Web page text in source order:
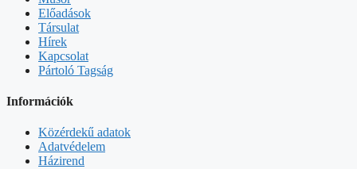
Előadások
Társulat
Hírek
Kapcsolat
Pártoló Tagság
Információk
Közérdekű adatok
Adatvédelem
Házirend